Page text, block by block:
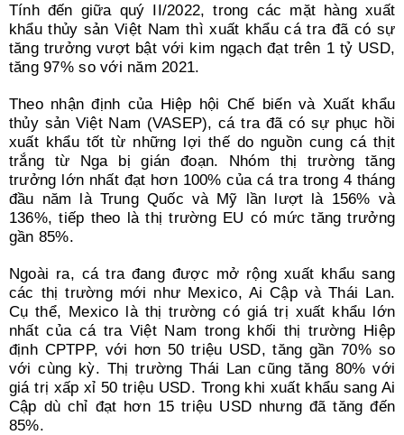
Tính đến giữa quý II/2022, trong các mặt hàng xuất
khẩu thủy sản Việt Nam thì xuất khẩu cá tra đã có sự
tăng trưởng vượt bật với kim ngạch đạt trên 1 tỷ USD,
tăng 97% so với năm 2021.
Theo nhận định của Hiệp hội Chế biến và Xuất khẩu
thủy sản Việt Nam (VASEP), cá tra đã có sự phục hồi
xuất khẩu tốt từ những lợi thế do nguồn cung cá thịt
trắng từ Nga bị gián đoạn. Nhóm thị trường tăng
trưởng lớn nhất đạt hơn 100% của cá tra trong 4 tháng
đầu năm là Trung Quốc và Mỹ lần lượt là 156% và
136%, tiếp theo là thị trường EU có mức tăng trưởng
gần 85%.
Ngoài ra, cá tra đang được mở rộng xuất khẩu sang
các thị trường mới như Mexico, Ai Cập và Thái Lan.
Cụ thể, Mexico là thị trường có giá trị xuất khẩu lớn
nhất của cá tra Việt Nam trong khối thị trường Hiệp
định CPTPP, với hơn 50 triệu USD, tăng gần 70% so
với cùng kỳ. Thị trường Thái Lan cũng tăng 80% với
giá trị xấp xỉ 50 triệu USD. Trong khi xuất khẩu sang Ai
Cập dù chỉ đạt hơn 15 triệu USD nhưng đã tăng đến
85%.